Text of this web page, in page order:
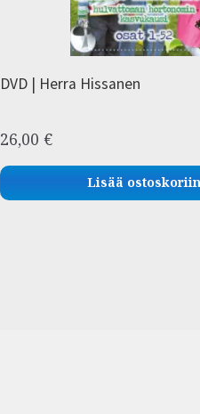
DVD | Herra Hissanen
26,00€
Lisää ostoskoriin